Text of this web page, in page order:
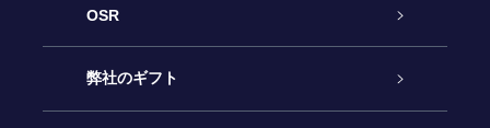
OSR
カスタマーサービス
弊社のギフト